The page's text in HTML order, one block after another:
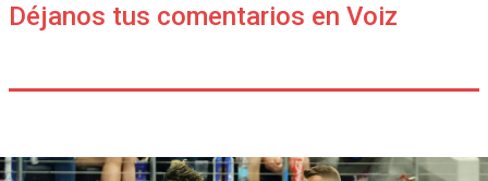
Déjanos tus comentarios en Voiz